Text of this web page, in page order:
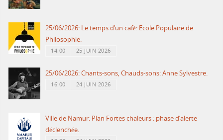
25/06/2026: Le temps d’un café: Ecole Populaire de
Philosophie.
14:00 25 JUIN 2026
25/06/2026: Chants-sons, Chauds-sons: Anne Sylvestre.
16:00 24 JUIN 2026
Ville de Namur: Plan Fortes chaleurs : phase d’alerte
déclenchée.